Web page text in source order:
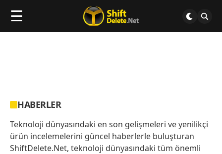
☰
HABERLER
Teknoloji dünyasındaki en son gelişmeleri ve yenilikçi
ürün incelemelerini güncel haberlerle buluşturan
ShiftDelete.Net, teknoloji dünyasındaki tüm önemli